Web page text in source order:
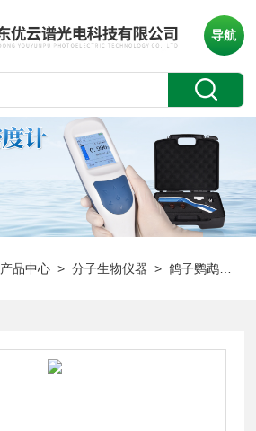
导航
产品中心 >分子生物仪器 >鸽子鹦鹉性别DNA检测仪